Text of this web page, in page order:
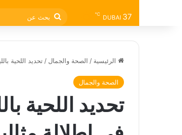
DUBAI 37
℃
بحث
الرئيسية / الصحة والجمال / تحديد اللحية
الصحة والجمال
تحديد اللحية